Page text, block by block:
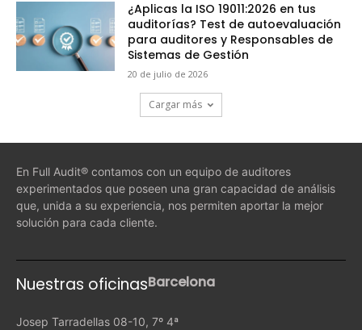
¿Aplicas la ISO 19011:2026 en tus
auditorías? Test de autoevaluación
para auditores y Responsables de
Sistemas de Gestión
20 de julio de 2026
Cargar más
En Full Audit® contamos con un equipo de auditores
experimentados que poseen una gran capacidad de análisis
que, unida a su experiencia, nos permiten aportar la mejor
solución para cada cliente.
Nuestras oficinasBarcelona
Josep Tarradellas 08-10, 7º 4ª